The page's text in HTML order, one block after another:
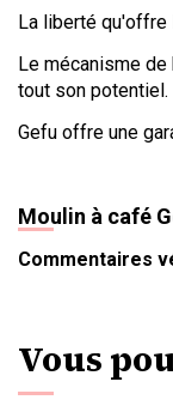
La liberté
Le mécanisme
tout son potentiel.
Gefu offre une
Moulin à café
Commentaires
Vous